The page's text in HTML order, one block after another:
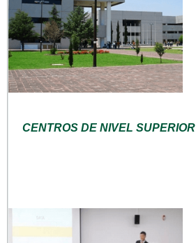
CENTROS DE NIVEL SUPERIOR